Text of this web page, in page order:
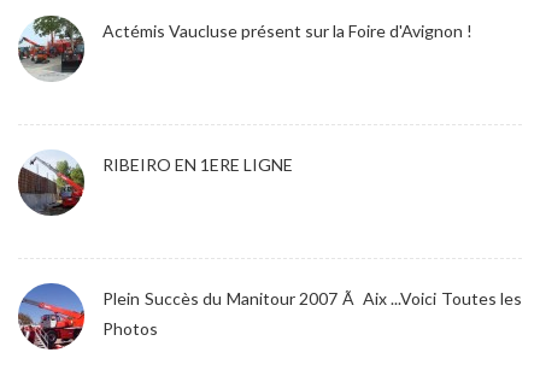
Actémis Vaucluse présent sur la Foire d'Avignon !
RIBEIRO EN 1ERE LIGNE
Plein Succès du Manitour 2007 Ã Aix ...Voici Toutes les
Photos